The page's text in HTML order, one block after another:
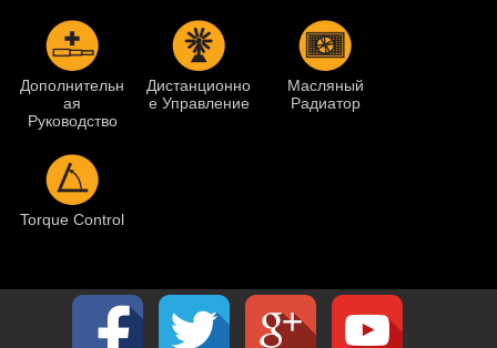
Дополнительн
ая
Руководство
Дистанционно
е Управление
Масляный
Радиатор
Torque Control